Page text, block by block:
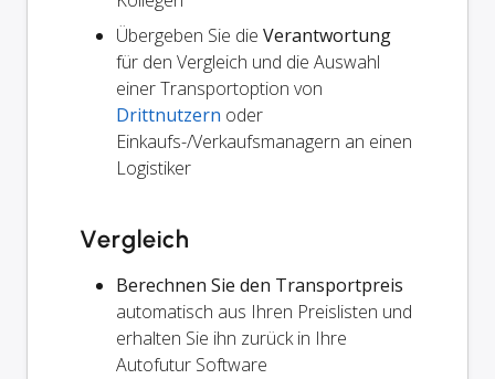
Übergeben Sie die Verantwortung
für den Vergleich und die Auswahl
einer Transportoption von
Drittnutzern oder
Einkaufs-/Verkaufsmanagern an einen
Logistiker
Vergleich
Berechnen Sie den Transportpreis
automatisch aus Ihren Preislisten und
erhalten Sie ihn zurück in Ihre
Autofutur Software